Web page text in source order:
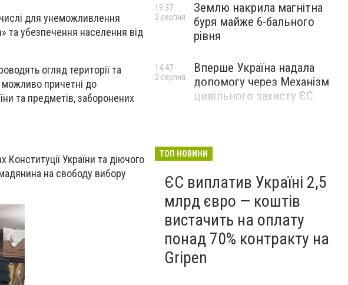
для унеможливлення
та убезпечення населення від
огляд території та
можливо причетні до
та предметів, заборонених
України та діючого
на свободу вибору
Землю накрила магнітна
буря майже 6-бального
рівня
19:37
2 серпня
Вперше Україна надала
допомогу через Механізм
цивільного захисту ЄС
14:47
2 серпня
ТОП НОВИНИ
ЄС виплатив Україні 2,5
млрд євро — коштів
вистачить на оплату
понад 70% контракту на
Gripen